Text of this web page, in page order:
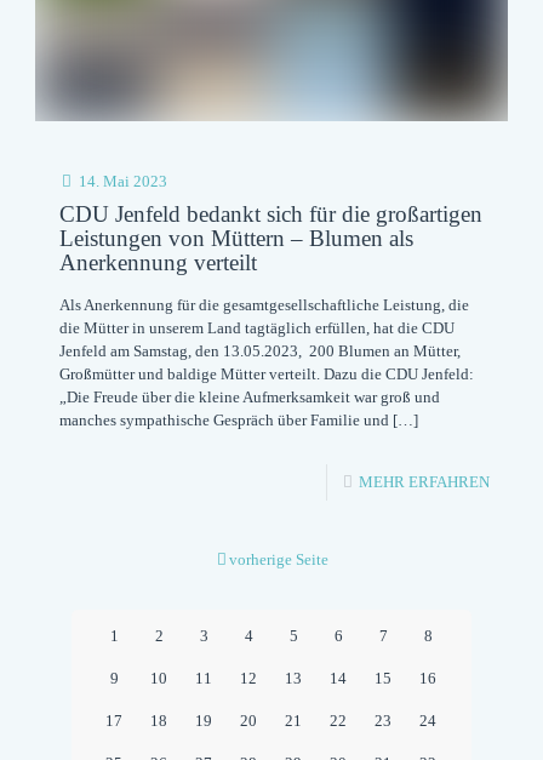
14. Mai 2023
CDU Jenfeld bedankt sich für die großartigen
Leistungen von Müttern – Blumen als
Anerkennung verteilt
Als Anerkennung für die gesamtgesellschaftliche Leistung, die
die Mütter in unserem Land tagtäglich erfüllen, hat die CDU
Jenfeld am Samstag, den 13.05.2023, 200 Blumen an Mütter,
Großmütter und baldige Mütter verteilt. Dazu die CDU Jenfeld:
„Die Freude über die kleine Aufmerksamkeit war groß und
manches sympathische Gespräch über Familie und […]
MEHR ERFAHREN-
vorherige Seite
1 2 3 4 5 6 7 8
9 10 11 12 13 14 15 16
17 18 19 20 21 22 23 24